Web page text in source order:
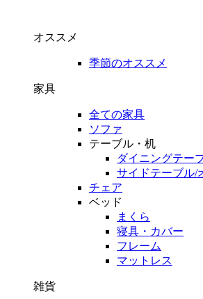
オススメ
季節のオススメ
家具
全ての家具
ソファ
テーブル・机
ダイニングテー
サイドテーブル/
チェア
ベッド
まくら
寝具・カバー
フレーム
マットレス
雑貨